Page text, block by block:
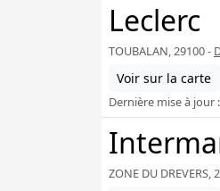
Leclerc
TOUBALAN, 29100 -
Voir sur la carte
Dernière mise à jour
ZONE DU DREVERS,